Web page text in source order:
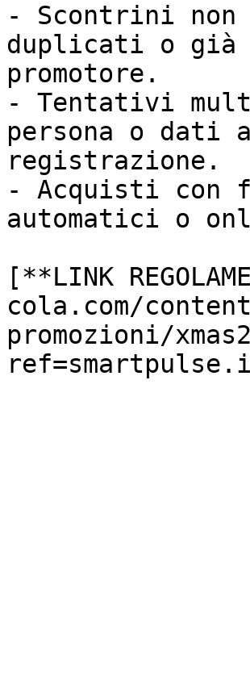
- Scontrini
duplicati o già
promotore.
- Tentativi
persona o dati
registrazione.
- Acquisti con
automatici o
[**LINK
cola.com/
promozioni/